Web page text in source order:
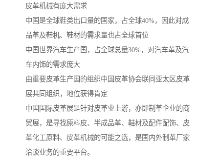
皮革机械有庞大需求
中国是全球鞋类出口量的国家，占全球40%，因此对成
品革及鞋机、鞋材的需求量也占全球首位
中国世界汽车生产国，占全球总量30%，对汽车革及汽
车内饰的需求庞大
由重要皮革生产国的组织中国皮革协会联同亚太区皮革
展共同组织，地位获得肯定
中国国际皮革展是针对皮革业上游，亦即制革企业的商
贸展，是寻找原料皮、半成品革、鞋材及配件配饰、皮
革化工原料、皮革机械的可能之选，是国内外制革厂家
洽谈业务的重要平台。